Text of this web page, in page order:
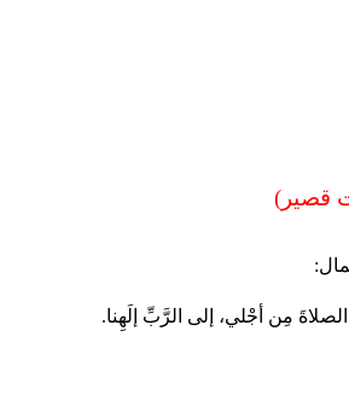
قصير)
مِن أجْلي، إلى الرَّبِّ إلَهِنا.